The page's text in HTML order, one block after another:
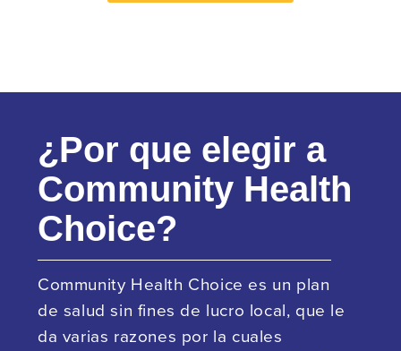
¿Por que elegir a
Community Health
Choice?
Community Health Choice es un plan
de salud sin fines de lucro local, que le
da varias razones por la cuales